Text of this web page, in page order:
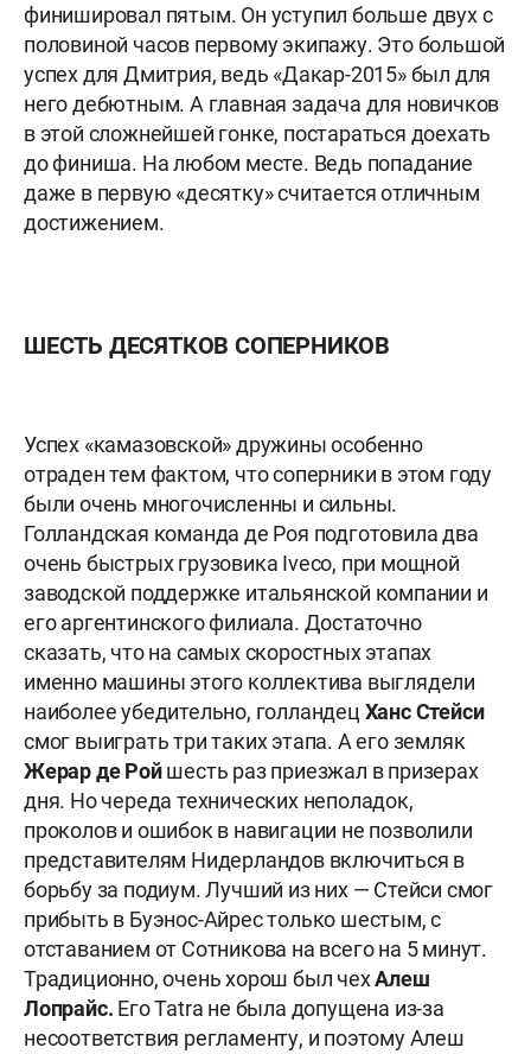
финишировал пятым. Он уступил больше двух с
половиной часов первому экипажу. Это большой
успех для Дмитрия, ведь «Дакар-2015» был для
него дебютным. А главная задача для новичков
в этой сложнейшей гонке, постараться доехать
до финиша. На любом месте. Ведь попадание
даже в первую «десятку» считается отличным
достижением.
ШЕСТЬ ДЕСЯТКОВ СОПЕРНИКОВ
Успех «камазовской» дружины особенно
отраден тем фактом, что соперники в этом году
были очень многочисленны и сильны.
Голландская команда де Роя подготовила два
очень быстрых грузовика Iveco, при мощной
заводской поддержке итальянской компании и
его аргентинского филиала. Достаточно
сказать, что на самых скоростных этапах
именно машины этого коллектива выглядели
наиболее убедительно, голландецХанс Стейси
смог выиграть три таких этапа. А его земляк
Жерар де Ройшесть раз приезжал в призерах
дня. Но череда технических неполадок,
проколов и ошибок в навигации не позволили
представителям Нидерландов включиться в
борьбу за подиум. Лучший из них — Стейси смог
прибыть в Буэнос-Айрес только шестым, с
отставанием от Сотникова на всего на 5 минут.
Традиционно, очень хорош был чехАлеш
Лопрайс. Его Tatra не была допущена из-за
несоответствия регламенту, и поэтому Алеш